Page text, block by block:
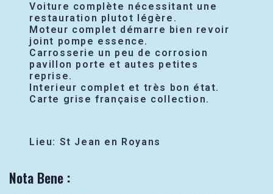
Voiture complète nécessitant une
restauration plutot légère.
Moteur complet démarre bien revoir
joint pompe essence.
Carrosserie un peu de corrosion
pavillon porte et autes petites
reprise.
Interieur complet et très bon état.
Carte grise française collection.
Lieu: St Jean en Royans
Nota Bene :